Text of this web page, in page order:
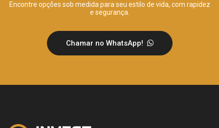
Encontre opções sob medida para seu estilo de vida, com rapidez
e segurança.
Chamar no WhatsApp!